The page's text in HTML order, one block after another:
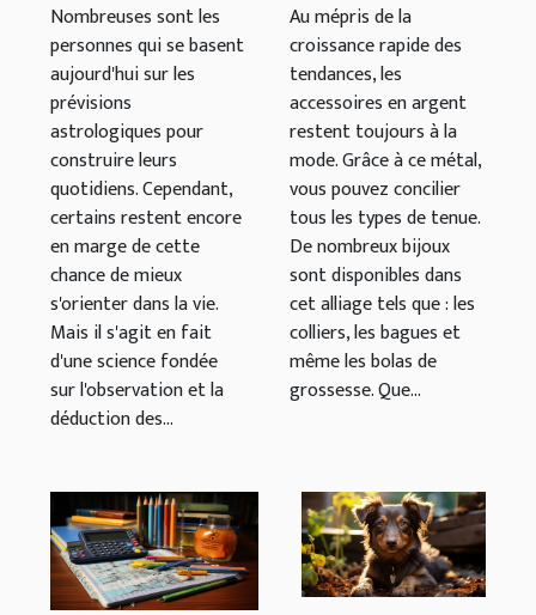
astrologique ?
Nombreuses sont les
personnes qui se basent
aujourd'hui sur les
prévisions
astrologiques pour
construire leurs
quotidiens. Cependant,
certains restent encore
en marge de cette
chance de mieux
s'orienter dans la vie.
Mais il s'agit en fait
d'une science fondée
sur l'observation et la
déduction des...
Au mépris de la
croissance rapide des
tendances, les
accessoires en argent
restent toujours à la
mode. Grâce à ce métal,
vous pouvez concilier
tous les types de tenue.
De nombreux bijoux
sont disponibles dans
cet alliage tels que : les
colliers, les bagues et
même les bolas de
grossesse. Que...